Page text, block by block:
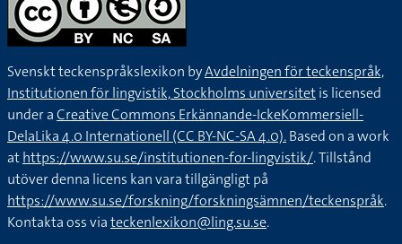
Svenskt teckenspråkslexikon byAvdelningen för teckenspråk,
Institutionen för lingvistik, Stockholms universitetis licensed
under aCreative Commons Erkännande-IckeKommersiell-
DelaLika 4.0 Internationell (CC BY-NC-SA 4.0).Based on a work
athttps://www.su.se/institutionen-for-lingvistik/. Tillstånd
utöver denna licens kan vara tillgängligt på
https://www.su.se/forskning/forskningsämnen/teckenspråk.
Kontakta oss viateckenlexikon@ling.su.se.